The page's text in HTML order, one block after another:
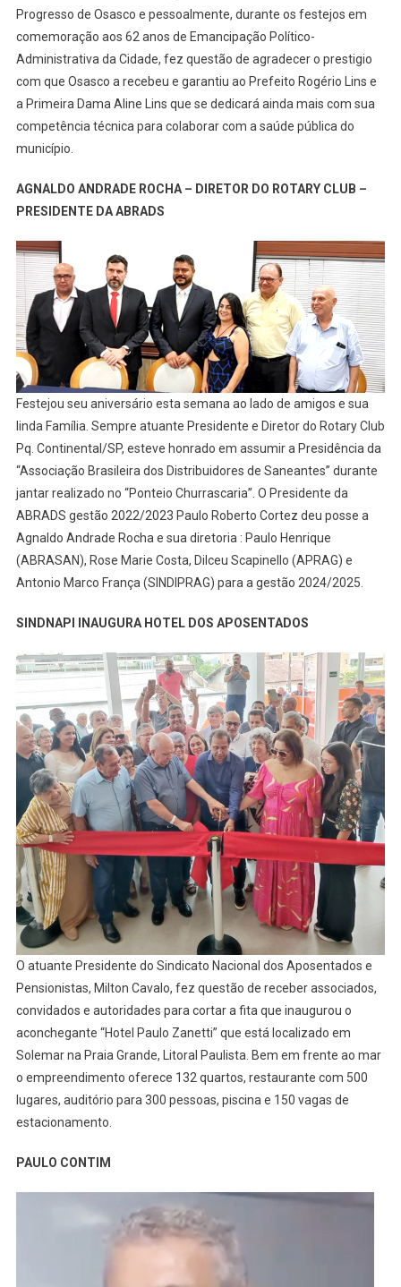
Progresso de Osasco e pessoalmente, durante os festejos em
comemoração aos 62 anos de Emancipação Político-
Administrativa da Cidade, fez questão de agradecer o prestigio
com que Osasco a recebeu e garantiu ao Prefeito Rogério Lins e
a Primeira Dama Aline Lins que se dedicará ainda mais com sua
competência técnica para colaborar com a saúde pública do
município.
AGNALDO ANDRADE ROCHA – DIRETOR DO ROTARY CLUB –
PRESIDENTE DA ABRADS
Festejou seu aniversário esta semana ao lado de amigos e sua
linda Família. Sempre atuante Presidente e Diretor do Rotary Club
Pq. Continental/SP, esteve honrado em assumir a Presidência da
“Associação Brasileira dos Distribuidores de Saneantes” durante
jantar realizado no “Ponteio Churrascaria”. O Presidente da
ABRADS gestão 2022/2023 Paulo Roberto Cortez deu posse a
Agnaldo Andrade Rocha e sua diretoria : Paulo Henrique
(ABRASAN), Rose Marie Costa, Dilceu Scapinello (APRAG) e
Antonio Marco França (SINDIPRAG) para a gestão 2024/2025.
SINDNAPI INAUGURA HOTEL DOS APOSENTADOS
O atuante Presidente do Sindicato Nacional dos Aposentados e
Pensionistas, Milton Cavalo, fez questão de receber associados,
convidados e autoridades para cortar a fita que inaugurou o
aconchegante “Hotel Paulo Zanetti” que está localizado em
Solemar na Praia Grande, Litoral Paulista. Bem em frente ao mar
o empreendimento oferece 132 quartos, restaurante com 500
lugares, auditório para 300 pessoas, piscina e 150 vagas de
estacionamento.
PAULO CONTIM